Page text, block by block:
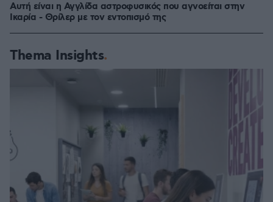
Αυτή είναι η Αγγλίδα αστροφυσικός που αγνοείται στην
Ικαρία - Θρίλερ με τον εντοπισμό της
Thema Insights